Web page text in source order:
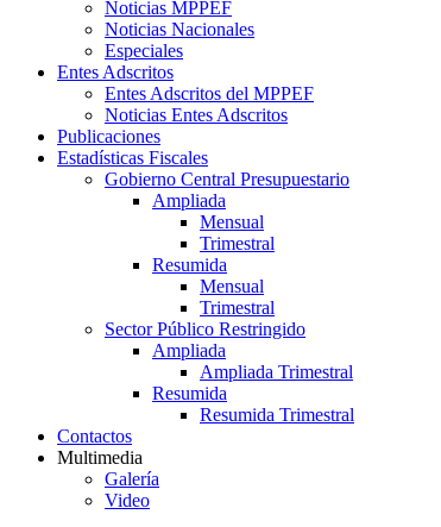
Noticias MPPEF
Noticias Nacionales
Especiales
Entes Adscritos
Entes Adscritos del MPPEF
Noticias Entes Adscritos
Publicaciones
Estadísticas Fiscales
Gobierno Central Presupuestario
Ampliada
Mensual
Trimestral
Resumida
Mensual
Trimestral
Sector Público Restringido
Ampliada
Ampliada Trimestral
Resumida
Resumida Trimestral
Contactos
Multimedia
Galería
Video